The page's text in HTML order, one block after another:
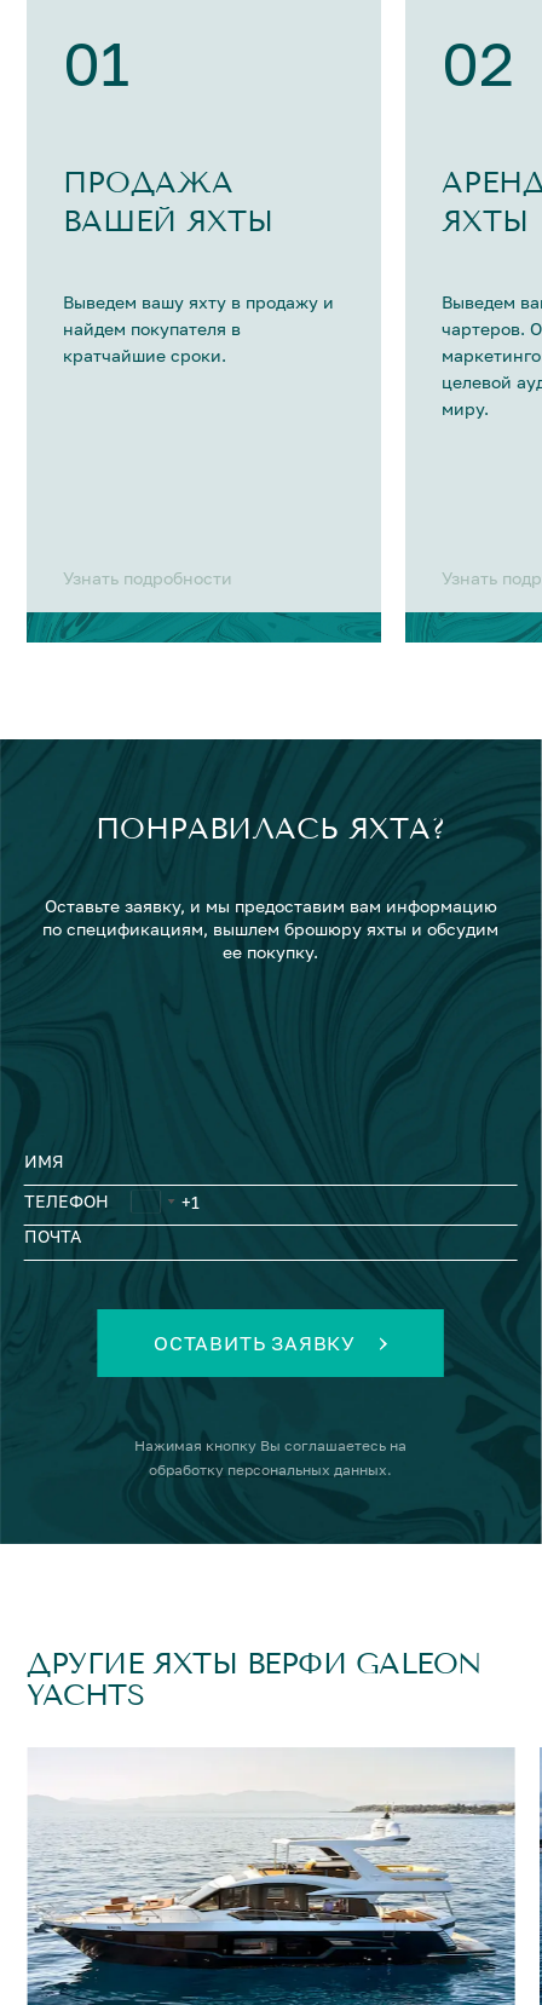
01
ПРОДАЖА
ВАШЕЙ ЯХТЫ
Выведем вашу яхту в продажу и
найдем покупателя в
кратчайшие сроки.
Узнать подробности
02
ЯХТЫ
Выведем
чартеров.
целевой
миру.
Узнать
ПОНРАВИЛАСЬ ЯХТА?
Оставьте заявку, и мы предоставим вам информацию
по спецификациям, вышлем брошюру яхты и обсудим
ее покупку.
ИМЯ
ТЕЛЕФОН
ПОЧТА
ОСТАВИТЬ ЗАЯВКУ
Нажимая кнопку Вы соглашаетесь на
обработку персональных данных.
ДРУГИЕ ЯХТЫ ВЕРФИ GALEON
YACHTS